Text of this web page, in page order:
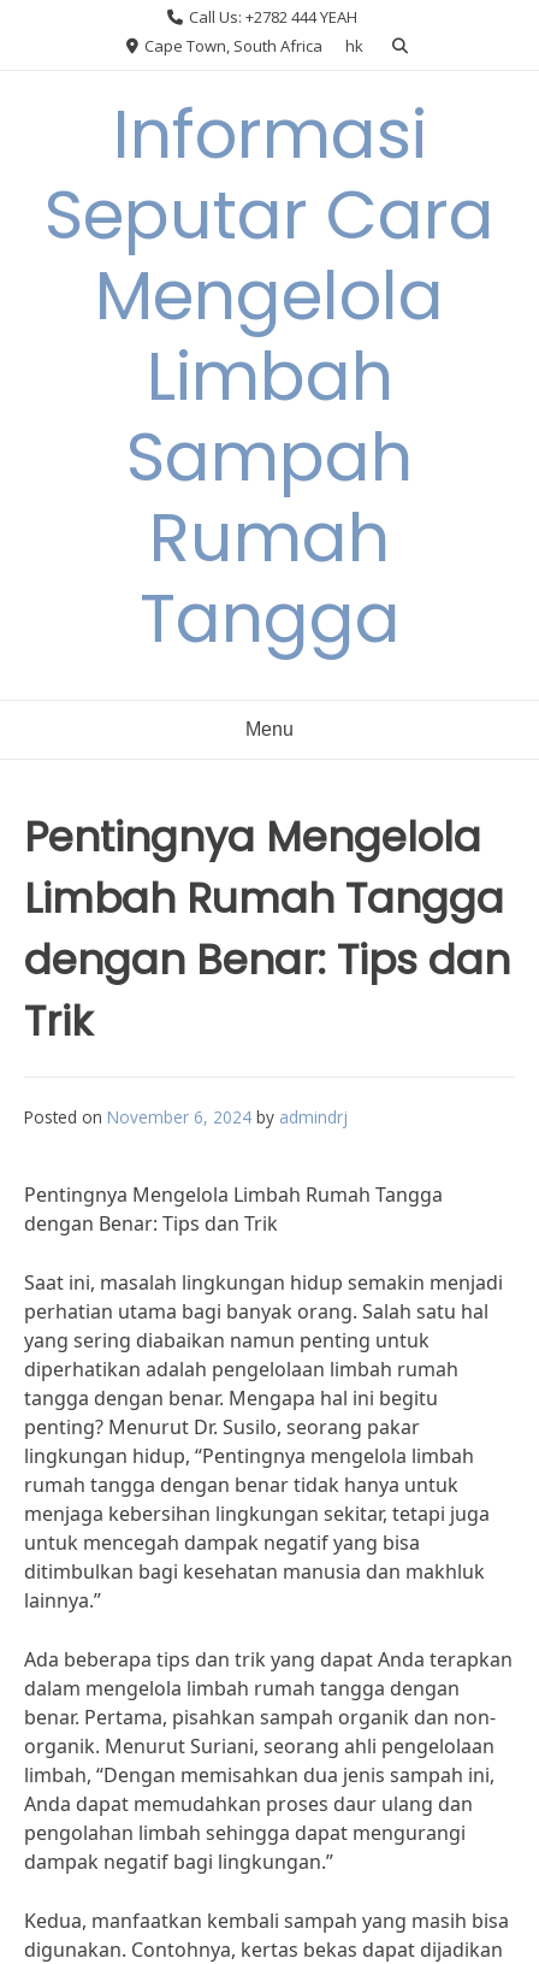
Call Us: +2782 444 YEAH
Cape Town, South Africa
hk
Informasi
Seputar Cara
Mengelola
Limbah
Sampah
Rumah
Tangga
Menu
Pentingnya Mengelola
Limbah Rumah Tangga
dengan Benar: Tips dan
Trik
Posted on November 6, 2024 by admindrj
Pentingnya Mengelola Limbah Rumah Tangga
dengan Benar: Tips dan Trik
Saat ini, masalah lingkungan hidup semakin menjadi
perhatian utama bagi banyak orang. Salah satu hal
yang sering diabaikan namun penting untuk
diperhatikan adalah pengelolaan limbah rumah
tangga dengan benar. Mengapa hal ini begitu
penting? Menurut Dr. Susilo, seorang pakar
lingkungan hidup, “Pentingnya mengelola limbah
rumah tangga dengan benar tidak hanya untuk
menjaga kebersihan lingkungan sekitar, tetapi juga
untuk mencegah dampak negatif yang bisa
ditimbulkan bagi kesehatan manusia dan makhluk
lainnya.”
Ada beberapa tips dan trik yang dapat Anda terapkan
dalam mengelola limbah rumah tangga dengan
benar. Pertama, pisahkan sampah organik dan non-
organik. Menurut Suriani, seorang ahli pengelolaan
limbah, “Dengan memisahkan dua jenis sampah ini,
Anda dapat memudahkan proses daur ulang dan
pengolahan limbah sehingga dapat mengurangi
dampak negatif bagi lingkungan.”
Kedua, manfaatkan kembali sampah yang masih bisa
digunakan. Contohnya, kertas bekas dapat dijadikan